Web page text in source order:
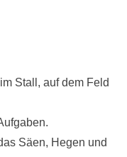
Stall, auf dem Feld
Säen, Hegen und